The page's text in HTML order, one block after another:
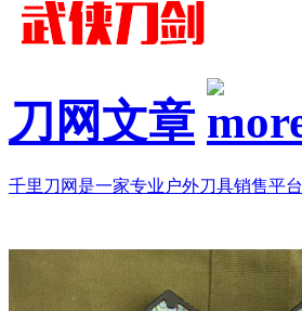
刀网文章
千里刀网是一家专业户外刀具销售平台